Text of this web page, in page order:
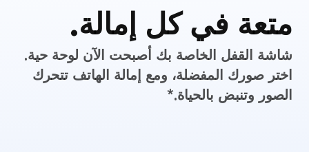
بطاقات متقلبة
متعة في كل إمالة.
شاشة القفل الخاصة بك أصبحت الآن لوحة حية.
اختر صورك المفضلة، ومع إمالة الهاتف تتحرك